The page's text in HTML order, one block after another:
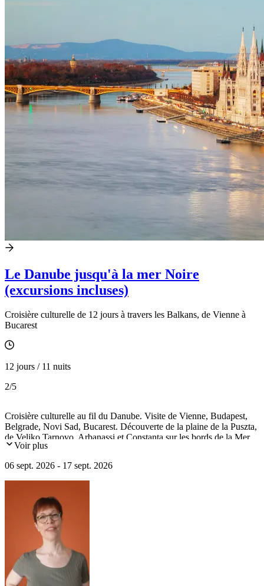
Le Danube jusqu'à la mer Noire
(excursions incluses)
Croisière culturelle de 12 jours à travers les Balkans, de Vienne à
Bucarest
12 jours / 11 nuits
2/5
Croisière culturelle au fil du Danube. Visite de Vienne, Budapest,
Belgrade, Novi Sad, Bucarest. Découverte de la plaine de la Puszta,
de Veliko Tarnovo, Arbanassi et Constanta sur les bords de la Mer
Noire. Passage du barrage des Portes de Fer et navigation dans le
Voir plus
06 sept. 2026 - 17 sept. 2026